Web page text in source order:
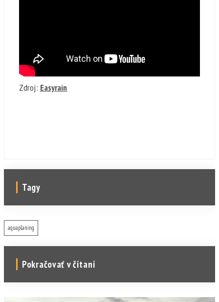
Zdroj: Easyrain
Tagy
aquaplaning
Pokračovať v čítaní